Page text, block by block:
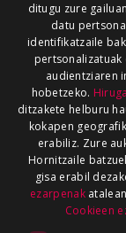
ditugu zure
datu
identifikatzaile
pertsonalizatuak
audientziaren
hobetzeko.
ditzakete helburu
kokapen
erabiliz. Zure
Hornitzaile
gisa erabil
ezarpenak
Cookieen